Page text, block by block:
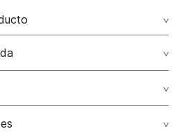
cotton
/ no dejar en remojo / no
Dinners, Master Card y American